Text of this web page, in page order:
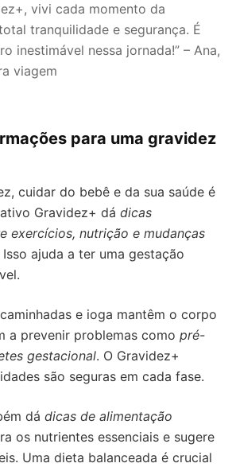
vivi cada momento da
tranquilidade e segurança. É
inestimável nessa jornada!” – Ana,
viagem
para uma gravidez
cuidar do bebê e da sua saúde é
Gravidez+ dá dicas
exercícios, nutrição e mudanças
Isso ajuda a ter uma gestação
e ioga mantêm o corpo
a prevenir problemas como pré-
gestacional. O Gravidez+
são seguras em cada fase.
dá dicas de alimentação
os nutrientes essenciais e sugere
Uma dieta balanceada é crucial